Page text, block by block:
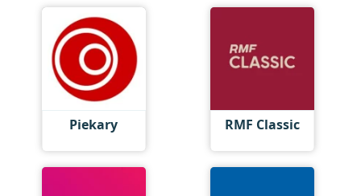
Piekary RMF Classic